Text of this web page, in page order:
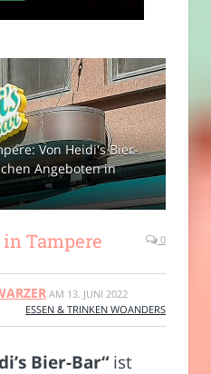
Von Heidi's Bier-
Angeboten in
Tampere 0
AM 13. JUNI 2022
ESSEN & TRINKEN WOANDERS
Bier-Bar“ ist